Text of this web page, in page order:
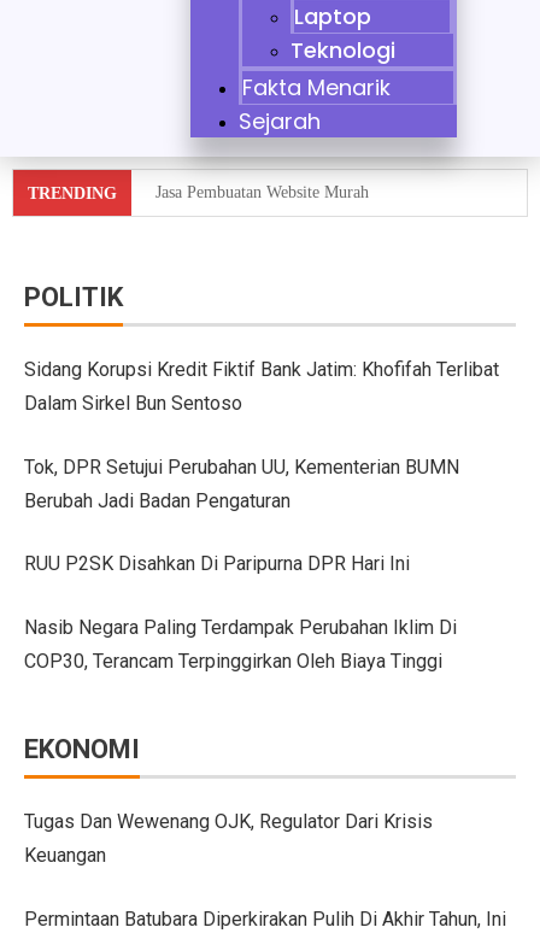
Laptop
Teknologi
Fakta Menarik
Sejarah
TRENDING Jasa Pembuatan Website Murah
GIIAS Bandung 2025: Sinergi Pemerintah, Industri,
Trio Unggulan Suzuki di GIIAS Bandung 2025:
Daihatsu Rocky Diluncurkan di GIIAS: SUV Kompak
Hyundai Akan Rilis Mobil Listrik Baru Tahun Ini
28 Kendaraan Perusahaan di Aceh Tamiang Pakai
Pengalaman Pertama Mengemudi Jaecoo J8, SUV
Persaingan BMW dan Mercedes-Benz Hadapi Bebas
POLITIK
Sidang Korupsi Kredit Fiktif Bank Jatim: Khofifah Terlibat
Dalam Sirkel Bun Sentoso
Tok, DPR Setujui Perubahan UU, Kementerian BUMN
Berubah Jadi Badan Pengaturan
RUU P2SK Disahkan Di Paripurna DPR Hari Ini
Nasib Negara Paling Terdampak Perubahan Iklim Di
COP30, Terancam Terpinggirkan Oleh Biaya Tinggi
EKONOMI
Tugas Dan Wewenang OJK, Regulator Dari Krisis
Keuangan
Permintaan Batubara Diperkirakan Pulih Di Akhir Tahun, Ini